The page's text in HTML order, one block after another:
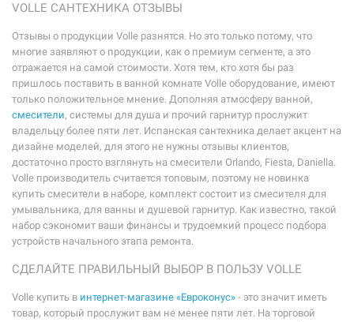
VOLLE САНТЕХНИКА ОТЗЫВЫ
Отзывы о продукции Volle разнятся. Но это только потому, что
многие заявляют о продукции, как о премиум сегменте, а это
отражается на самой стоимости. Хотя тем, кто хотя бы раз
пришлось поставить в ванной комнате Volle оборудование, имеют
только положительное мнение. Дополняя атмосферу ванной,
смесители, системы для душа и прочий гарнитур прослужит
владельцу более пяти лет. Испанская сантехника делает акцент на
дизайне моделей, для этого не нужны отзывы клиентов,
достаточно просто взглянуть на смесители Orlando, Fiesta, Daniella.
Volle производитель считается топовым, поэтому не новинка
купить смесители в наборе, комплект состоит из смесителя для
умывальника, для ванны и душевой гарнитур. Как известно, такой
набор сэкономит ваши финансы и трудоемкий процесс подбора
устройств начального этапа ремонта.
СДЕЛАЙТЕ ПРАВИЛЬНЫЙ ВЫБОР В ПОЛЬЗУ VOLLE
Volle купить в интернет-магазине «Евроконус» - это значит иметь
товар, который прослужит вам не менее пяти лет. На торговой